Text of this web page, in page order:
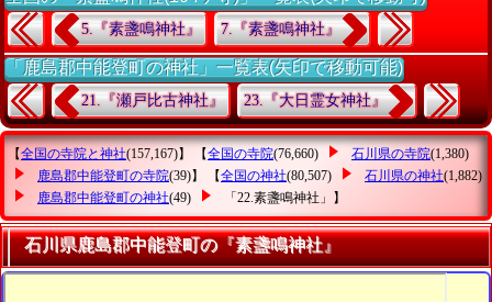
5.『素盞鳴神社』 7.『素盞鳴神社』
「鹿島郡中能登町の神社」一覧表(矢印で移動可能)
21.『瀬戸比古神社』 23.『大日霊女神社』
【全国の寺院と神社(157,167)】 【全国の寺院(76,660) 石川県の寺院(1,380)
鹿島郡中能登町の寺院(39)】 【全国の神社(80,507) 石川県の神社(1,882)
鹿島郡中能登町の神社(49) 「22.素盞鳴神社」 】
石川県鹿島郡中能登町の『素盞鳴神社』